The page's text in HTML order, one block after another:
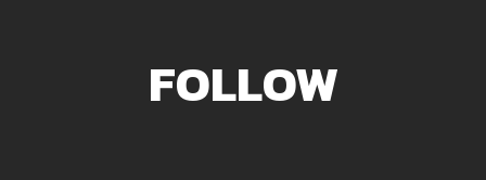
FOLLOW